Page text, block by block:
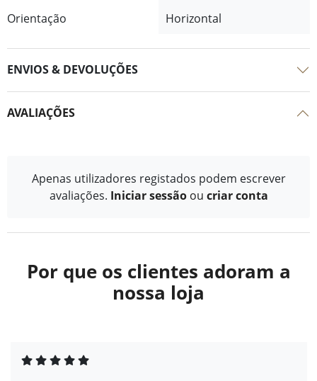
Orientação Horizontal
ENVIOS & DEVOLUÇÕES
AVALIAÇÕES
Apenas utilizadores registados podem escrever
avaliações. Iniciar sessão ou criar conta
Por que os clientes adoram a
nossa loja